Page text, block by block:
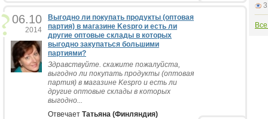
06.10
2014
Выгодно ли покупать продукты (оптовая
партия) в магазине Kespro и есть ли
другие оптовые склады в которых
выгодно закупаться большими
партиями?
Здравствуйте. скажите пожалуйста,
выгодно ли покупать продукты (оптовая
партия) в магазине Kespro и есть ли
другие оптовые склады в которых
выгодно...
Отвечает Татьяна (Финляндия)